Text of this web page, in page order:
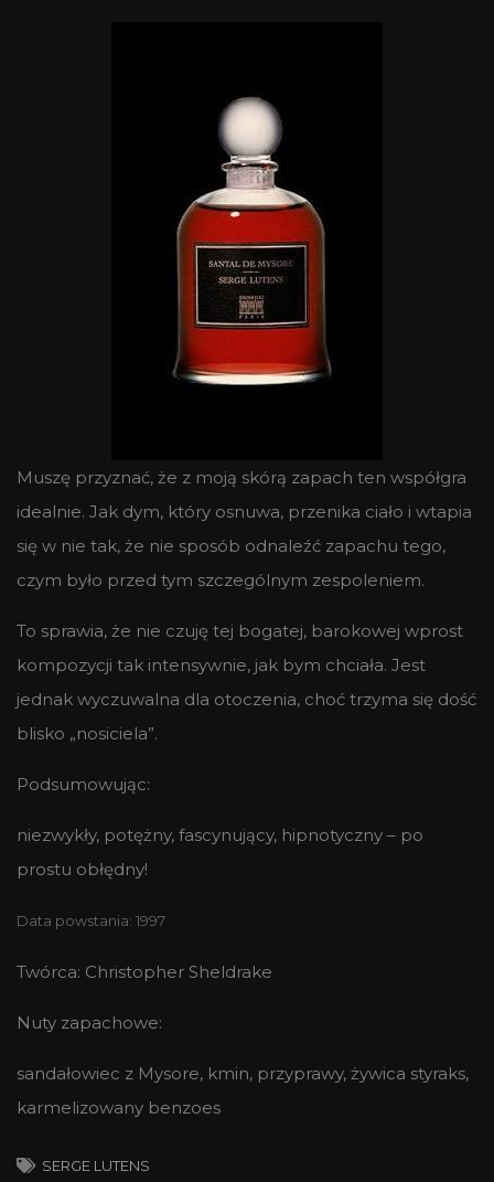
Muszę przyznać, że z moją skórą zapach ten współgra
idealnie. Jak dym, który osnuwa, przenika ciało i wtapia
się w nie tak, że nie sposób odnaleźć zapachu tego,
czym było przed tym szczególnym zespoleniem.
To sprawia, że nie czuję tej bogatej, barokowej wprost
kompozycji tak intensywnie, jak bym chciała. Jest
jednak wyczuwalna dla otoczenia, choć trzyma się dość
blisko „nosiciela”.
Podsumowując:
niezwykły, potężny, fascynujący, hipnotyczny – po
prostu obłędny!
Data powstania: 1997
Twórca: Christopher Sheldrake
Nuty zapachowe:
sandałowiec z Mysore, kmin, przyprawy, żywica styraks,
karmelizowany benzoes
SERGE LUTENS